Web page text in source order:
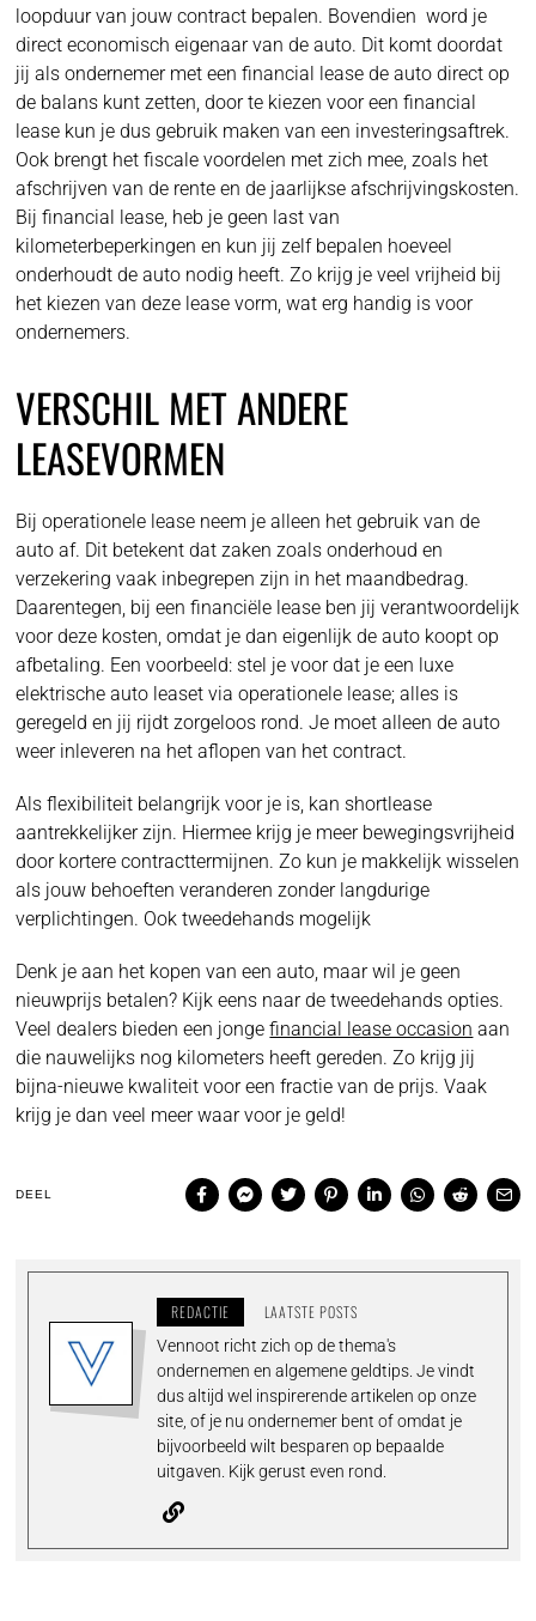
loopduur van jouw contract bepalen. Bovendien word je
direct economisch eigenaar van de auto. Dit komt doordat
jij als ondernemer met een financial lease de auto direct op
de balans kunt zetten, door te kiezen voor een financial
lease kun je dus gebruik maken van een investeringsaftrek.
Ook brengt het fiscale voordelen met zich mee, zoals het
afschrijven van de rente en de jaarlijkse afschrijvingskosten.
Bij financial lease, heb je geen last van
kilometerbeperkingen en kun jij zelf bepalen hoeveel
onderhoudt de auto nodig heeft. Zo krijg je veel vrijheid bij
het kiezen van deze lease vorm, wat erg handig is voor
ondernemers.
VERSCHIL MET ANDERE
LEASEVORMEN
Bij operationele lease neem je alleen het gebruik van de
auto af. Dit betekent dat zaken zoals onderhoud en
verzekering vaak inbegrepen zijn in het maandbedrag.
Daarentegen, bij een financiële lease ben jij verantwoordelijk
voor deze kosten, omdat je dan eigenlijk de auto koopt op
afbetaling. Een voorbeeld: stel je voor dat je een luxe
elektrische auto leaset via operationele lease; alles is
geregeld en jij rijdt zorgeloos rond. Je moet alleen de auto
weer inleveren na het aflopen van het contract.
Als flexibiliteit belangrijk voor je is, kan shortlease
aantrekkelijker zijn. Hiermee krijg je meer bewegingsvrijheid
door kortere contracttermijnen. Zo kun je makkelijk wisselen
als jouw behoeften veranderen zonder langdurige
verplichtingen. Ook tweedehands mogelijk
Denk je aan het kopen van een auto, maar wil je geen
nieuwprijs betalen? Kijk eens naar de tweedehands opties.
Veel dealers bieden een jongefinancial lease occasion aan
die nauwelijks nog kilometers heeft gereden. Zo krijg jij
bijna-nieuwe kwaliteit voor een fractie van de prijs. Vaak
krijg je dan veel meer waar voor je geld!
DEEL
REDACTIE LAATSTE POSTS
Vennoot richt zich op de thema's
ondernemen en algemene geldtips. Je vindt
dus altijd wel inspirerende artikelen op onze
site, of je nu ondernemer bent of omdat je
bijvoorbeeld wilt besparen op bepaalde
uitgaven. Kijk gerust even rond.